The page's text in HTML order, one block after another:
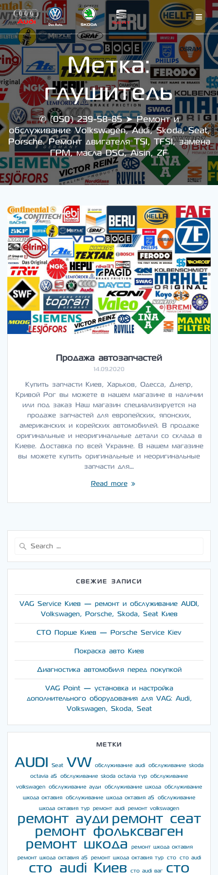
to
content
Метка:
глушитель
✆ (050) 239-58-85 ➤ Ремонт и
обслуживание Volkswagen, Audi, Skoda, Seat,
Porsche. Ремонт двигателя TSI, TFSI, замена
ГРМ, масла DSG, Aisin, ZF
Продажа автозапчастей
14.09.2020
Купить запчасти Киев, Харьков, Одесса, Днепр,
Кривой Рог вы можете в нашем магазине в наличии
или под заказ Наш магазин специализируется на
продаже запчастей для европейских, японских,
американских и корейских автомобилей. В продаже
оригинальные и неоригинальные детали со склада в
Киеве. Доставка по всей Украине. В нашем магазине
вы можете купить оригинальные и неоригинальные
запчасти для…
Read more
СВЕЖИЕ ЗАПИСИ
VAG Service Киев — ремонт и обслуживание AUDI,
Volkswagen, Porsche, Skoda, Seat Киев
СТО Порше Киев — Porsche Service Kiev
Покраска авто Киев
Диагностика автомобиля перед покупкой
VAG Point — установка и настройка
дополнительного оборудования для VAG: Audi,
Volkswagen, Skoda, Seat
МЕТКИ
AUDI Seat VW обслуживание audi
обслуживание skoda
octavia a5
обслуживание skoda octavia тур
обслуживание
volkswagen
обслуживание ауди обслуживание шкода
обслуживание
шкода октавия
обслуживание шкода октавия а5
обслуживание
шкода октавия тур
ремонт audi ремонт volkswagen
ремонт ауди ремонт сеат
ремонт фольксваген
ремонт шкода
ремонт шкода октавия
ремонт шкода октавия а5
ремонт шкода октавия тур сто сто audi
сто audi Киев сто audi ваг
сто